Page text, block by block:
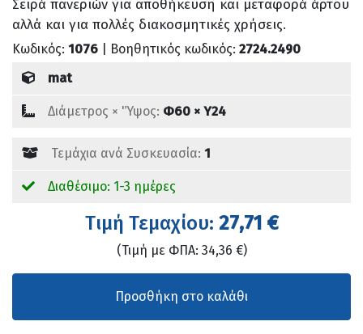
Σειρά πανεριών για αποθήκευση και μεταφορά άρτου
αλλά και για πολλές διακοσμητικές χρήσεις.
Κωδικός: 1076 | Βοηθητικός κωδικός: 2724.2490
mat
Διάμετρος × 'Ύψος: Φ60 × Υ24
Τεμάχια ανά Συσκευασία: 1
Διαθέσιμο: 1-3 ημέρες
Tιμή Τεμαχίου: 27,71 €
(Τιμή με ΦΠΑ: 34,36 €)